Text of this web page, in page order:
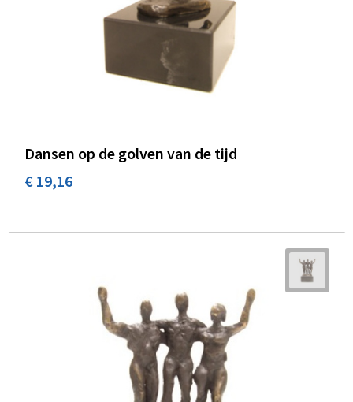
Dansen op de golven van de tijd
€ 19,16